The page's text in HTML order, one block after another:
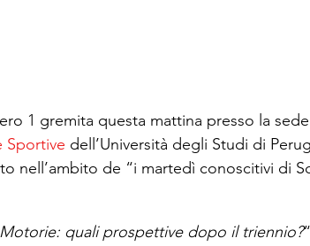
1 gremita questa mattina presso la sede
Sportive dell’Università degli Studi di
nell’ambito de “i martedì conoscitivi di
quali prospettive dopo il triennio?